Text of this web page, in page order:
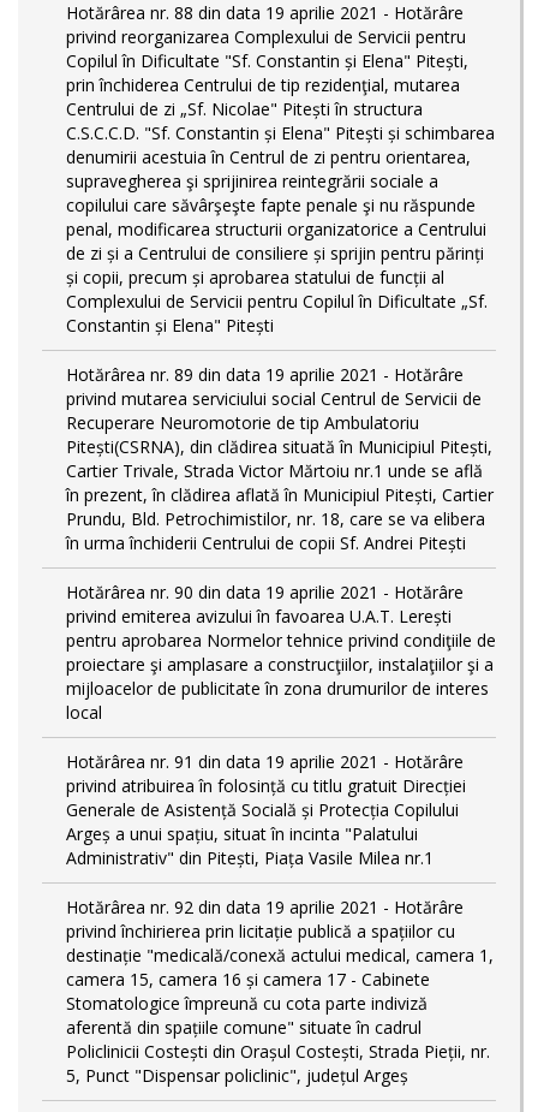
Hotărârea nr. 88 din data 19 aprilie 2021 - Hotărâre
privind reorganizarea Complexului de Servicii pentru
Copilul în Dificultate "Sf. Constantin și Elena" Pitești,
prin închiderea Centrului de tip rezidenţial, mutarea
Centrului de zi „Sf. Nicolae" Pitești în structura
C.S.C.C.D. "Sf. Constantin și Elena" Pitești și schimbarea
denumirii acestuia în Centrul de zi pentru orientarea,
supravegherea şi sprijinirea reintegrării sociale a
copilului care săvârşeşte fapte penale şi nu răspunde
penal, modificarea structurii organizatorice a Centrului
de zi și a Centrului de consiliere și sprijin pentru părinți
și copii, precum și aprobarea statului de funcții al
Complexului de Servicii pentru Copilul în Dificultate „Sf.
Constantin și Elena" Pitești
Hotărârea nr. 89 din data 19 aprilie 2021 - Hotărâre
privind mutarea serviciului social Centrul de Servicii de
Recuperare Neuromotorie de tip Ambulatoriu
Pitești(CSRNA), din clădirea situată în Municipiul Pitești,
Cartier Trivale, Strada Victor Mărtoiu nr.1 unde se află
în prezent, în clădirea aflată în Municipiul Pitești, Cartier
Prundu, Bld. Petrochimistilor, nr. 18, care se va elibera
în urma închiderii Centrului de copii Sf. Andrei Pitești
Hotărârea nr. 90 din data 19 aprilie 2021 - Hotărâre
privind emiterea avizului în favoarea U.A.T. Lerești
pentru aprobarea Normelor tehnice privind condiţiile de
proiectare şi amplasare a construcţiilor, instalaţiilor şi a
mijloacelor de publicitate în zona drumurilor de interes
local
Hotărârea nr. 91 din data 19 aprilie 2021 - Hotărâre
privind atribuirea în folosință cu titlu gratuit Direcției
Generale de Asistență Socială și Protecția Copilului
Argeș a unui spațiu, situat în incinta "Palatului
Administrativ" din Pitești, Piața Vasile Milea nr.1
Hotărârea nr. 92 din data 19 aprilie 2021 - Hotărâre
privind închirierea prin licitație publică a spațiilor cu
destinație "medicală/conexă actului medical, camera 1,
camera 15, camera 16 și camera 17 - Cabinete
Stomatologice împreună cu cota parte indiviză
aferentă din spațiile comune" situate în cadrul
Policlinicii Costești din Orașul Costești, Strada Pieții, nr.
5, Punct "Dispensar policlinic", județul Argeș